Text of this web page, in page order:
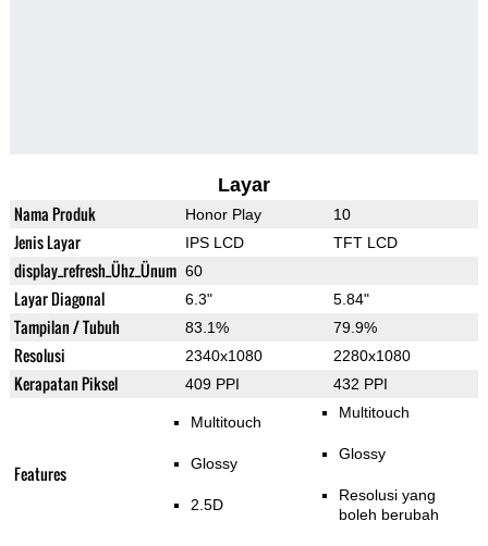
Layar
Nama Produk Honor Play 10
Jenis Layar IPS LCD TFT LCD
display_refresh_Ühz_Ünum 60
Layar Diagonal 6.3" 5.84"
Tampilan / Tubuh 83.1% 79.9%
Resolusi 2340x1080 2280x1080
Kerapatan Piksel 409 PPI 432 PPI
Features
Multitouch
Glossy
2.5D
Multitouch
Glossy
Resolusi yang
boleh berubah